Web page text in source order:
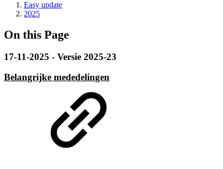
Easy update
2025
On this Page
17-11-2025 - Versie 2025-23
Belangrijke mededelingen